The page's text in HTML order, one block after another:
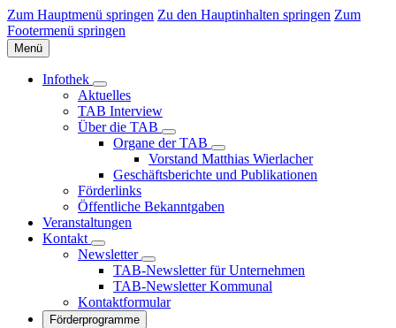
Zum Hauptmenü springen Zu den Hauptinhalten springen Zum
Footermenü springen
Menü
Infothek
Aktuelles
TAB Interview
Über die TAB
Organe der TAB
Vorstand Matthias Wierlacher
Geschäftsberichte und Publikationen
Förderlinks
Öffentliche Bekanntgaben
Veranstaltungen
Kontakt
Newsletter
TAB-Newsletter für Unternehmen
TAB-Newsletter Kommunal
Kontaktformular
Förderprogramme